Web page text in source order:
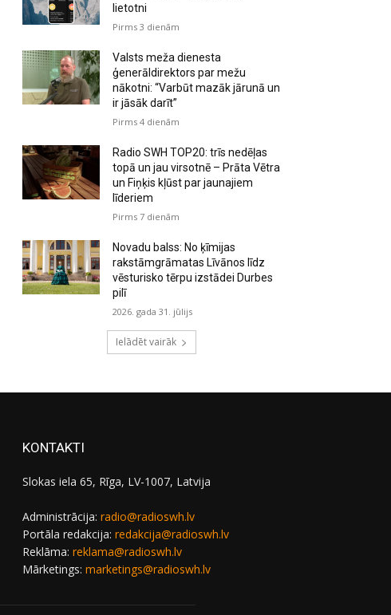
lietotni
Pirms 3 dienām
Valsts meža dienesta
ģenerāldirektors par mežu
nākotni: “Varbūt mazāk jārunā un
ir jāsāk darīt”
Pirms 4 dienām
Radio SWH TOP20: trīs nedēļas
topā un jau virsotnē – Prāta Vētra
un Fiņķis kļūst par jaunajiem
līderiem
Pirms 7 dienām
Novadu balss: No ķīmijas
rakstāmgrāmatas Līvānos līdz
vēsturisko tērpu izstādei Durbes
pilī
2026. gada 31. jūlijs
Ielādēt vairāk
KONTAKTI
Slokas iela 65, Rīga, LV-1007, Latvija
Administrācija: radio@radioswh.lv
Portāla redakcija: redakcija@radioswh.lv
Reklāma: reklama@radioswh.lv
Mārketings: marketings@radioswh.lv